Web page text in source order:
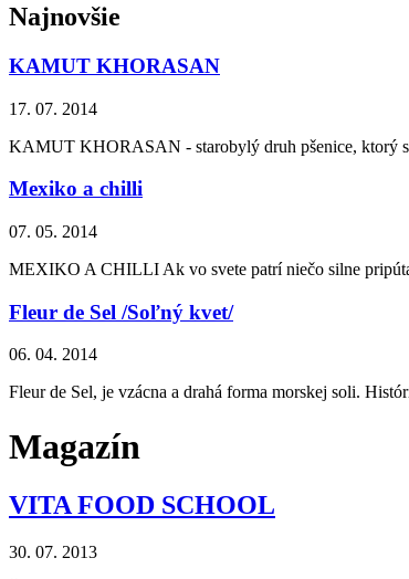
Najnovšie
KAMUT KHORASAN
17. 07. 2014
KAMUT KHORASAN - starobylý druh pšenice, ktorý
Mexiko a chilli
07. 05. 2014
MEXIKO A CHILLI Ak vo svete patrí niečo silne
Fleur de Sel /Soľný kvet/
06. 04. 2014
Fleur de Sel, je vzácna a drahá forma morskej soli.
Magazín
VITA FOOD SCHOOL
30. 07. 2013